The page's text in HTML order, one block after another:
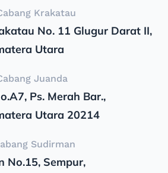
Krakatau
No. 11 Glugur Darat II,
Utara
Juanda
Ps. Merah Bar.,
Utara 20214
Sudirman
No.15, Sempur,